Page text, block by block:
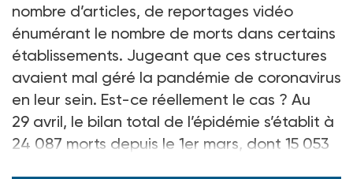
nombre d’articles, de reportages vidéo
énumérant le nombre de morts dans certains
établissements. Jugeant que ces structures
avaient mal géré la pandémie de coronavirus
en leur sein. Est-ce réellement le cas ? Au
29 avril, le bilan total de l’épidémie s’établit à
24 087 morts depuis le 1er mars, dont 15 053